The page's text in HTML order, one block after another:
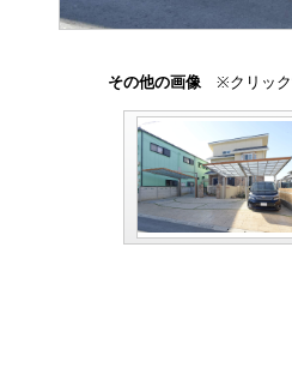
その他の画像 ※クリック